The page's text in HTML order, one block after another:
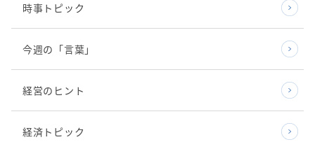
時事トピック
今週の「言葉」
経営のヒント
経済トピック